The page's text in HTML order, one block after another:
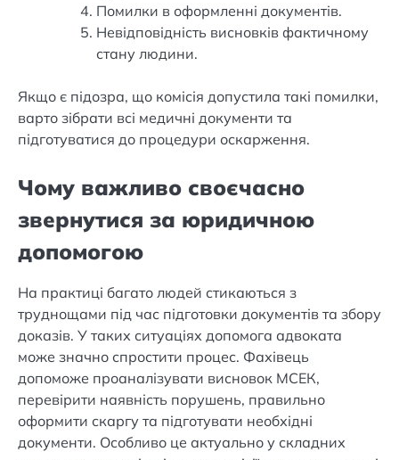
Помилки в оформленні документів.
Невідповідність висновків фактичному
стану людини.
Якщо є підозра, що комісія допустила такі помилки,
варто зібрати всі медичні документи та
підготуватися до процедури оскарження.
Чому важливо своєчасно
звернутися за юридичною
допомогою
На практиці багато людей стикаються з
труднощами під час підготовки документів та збору
доказів. У таких ситуаціях допомога адвоката
може значно спростити процес. Фахівець
допоможе проаналізувати висновок МСЕК,
перевірити наявність порушень, правильно
оформити скаргу та підготувати необхідні
документи. Особливо це актуально у складних